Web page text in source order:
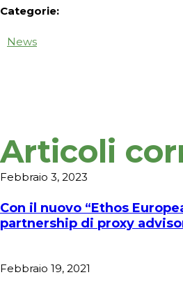
Categorie:
News
Articoli
Febbraio 3, 2023
Con il nuovo “Ethos
partnership di proxy
Febbraio 19, 2021